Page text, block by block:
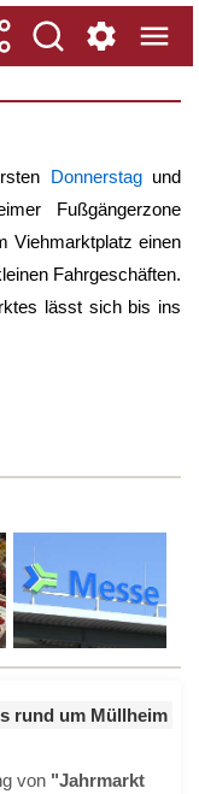
Donnerstagund
Fußgängerzone
Viehmarktplatz einen
Fahrgeschäften.
lässt sich bis ins
rund um Müllheim
von "Jahrmarkt